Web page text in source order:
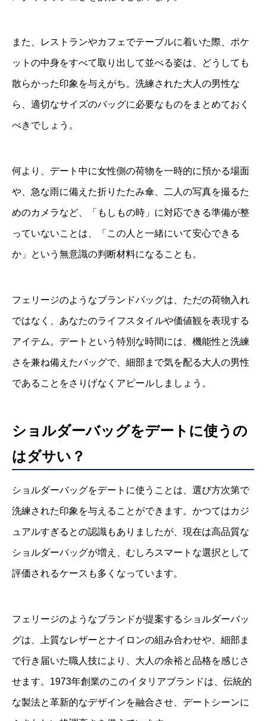
また、レストランやカフェでテーブルに着いた際、ポケ
ットの中身をすべて取り出して並べる姿は、どうしても
散らかった印象を与えがち。洗練された大人の男性な
ら、適切なサイズのバッグに必要なものをまとめておく
べきでしょう。
何より、デート中に女性側の荷物を一時的に預かる場面
や、急な雨に備えた折りたたみ傘、二人の写真を撮るた
めのカメラなど、「もしもの時」に対応できる準備が整
っていないことは、「この人と一緒にいて安心できる
か」という無意識の判断材料になることも。
フェリージのようなブランドバッグは、ただの荷物入れ
ではなく、あなたのライフスタイルや価値観を表現する
アイテム。デートという特別な時間には、機能性と洗練
さを兼ね備えたバッグで、細部まで気を配る大人の男性
であることをさりげなくアピールしましょう。
ショルダーバッグをデートに使うの
はダサい？
ショルダーバッグをデートに使うことは、選び方次第で
洗練された印象を与えることができます。かつてはカジ
ュアルすぎるとの認識もありましたが、現在は高品質な
ショルダーバッグが増え、むしろスマートな選択として
評価されるケースも多くなっています。
フェリージのようなブランドが提案するショルダーバッ
グは、上質なレザーとナイロンの組み合わせや、細部ま
で行き届いた職人技により、大人の余裕と品格を感じさ
せます。1973年創業のこのイタリアブランドは、伝統的
な製法と革新的なデザインを融合させ、デートシーンに